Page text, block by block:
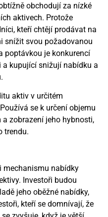
obchodují za nízké
aktivech. Protože
kteří chtějí prodávat na
snížit svou požadovanou
poptávkou je konkurencí
a kupující snižují nabídku a
aktiv v určitém
se k určení objemu
zobrazení jeho hybnosti,
trendu.
mechanismu nabídky
Investoři budou
jeho oběžné nabídky,
kteří se domnívají, že